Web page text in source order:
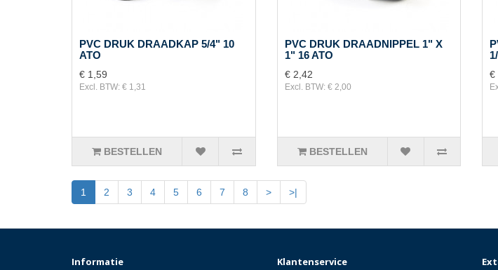
PVC DRUK DRAADKAP 5/4" 10
ATO
€ 1,59
Excl. BTW: € 1,31
BESTELLEN
PVC DRUK DRAADNIPPEL 1" X
1" 16 ATO
€ 2,42
Excl. BTW: € 2,00
BESTELLEN
€
1 2 3 4 5 6 7 8 > >|
Informatie Klantenservice